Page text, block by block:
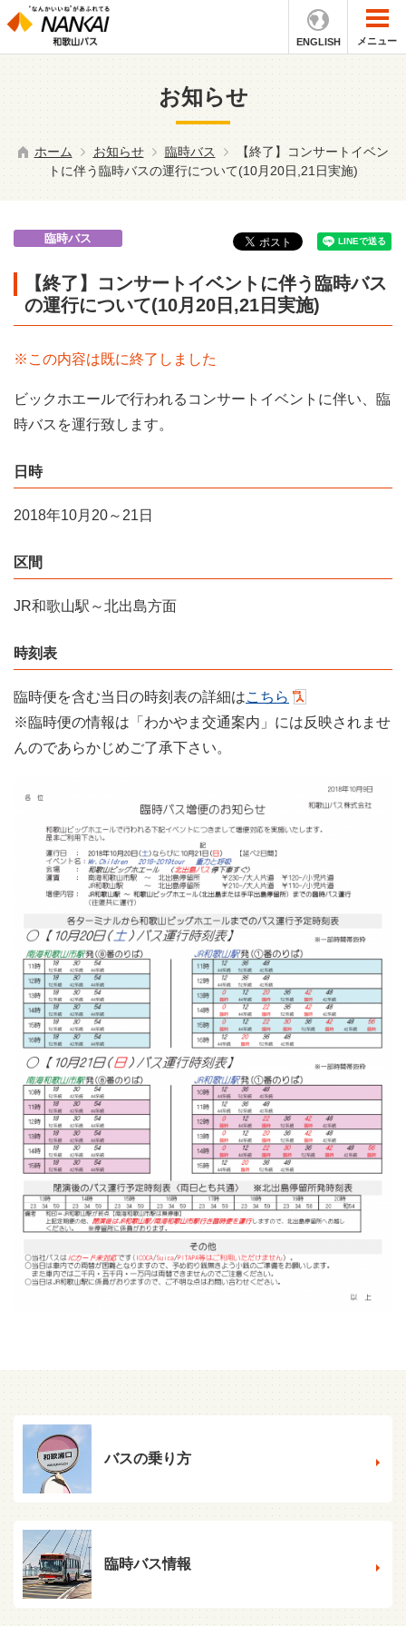
ENGLISH メニュー
お知らせ
ホーム お知らせ 臨時バス
【終了】コンサートイベン
トに伴う臨時バスの運行について(10月20日,21日実施)
臨時バス
【終了】コンサートイベントに伴う臨時バス
の運行について(10月20日,21日実施)
※この内容は既に終了しました
ビックホエールで行われるコンサートイベントに伴い、臨
時バスを運行致します。
日時
2018年10月20～21日
区間
JR和歌山駅～北出島方面
時刻表
臨時便を含む当日の時刻表の詳細はこちら
※臨時便の情報は「わかやま交通案内」には反映されませ
んのであらかじめご了承下さい。
バスの乗り方
臨時バス情報